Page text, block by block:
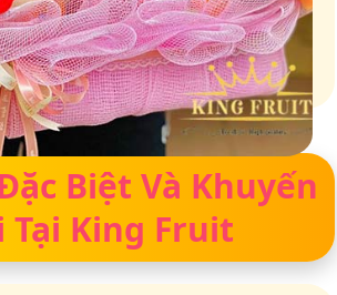
trọn vị ngọt của thiên nhiên
Biệt Và Khuyến
Tại King Fruit